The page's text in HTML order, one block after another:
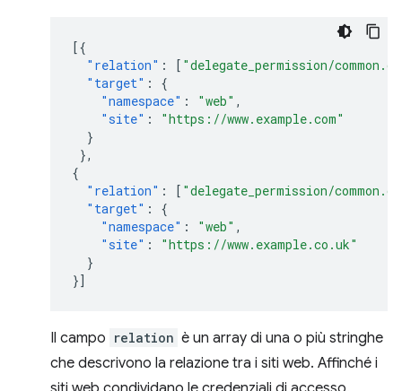
[{
"relation" : [ "delegate_permission/
"target" :
{
"namespace" : "web" ,
"site" :
"https://www.example.com"
}
},
{
"relation" : [ "delegate_permission/
"target" :
{
"namespace" : "web" ,
"site" :
"https://www.example.co.uk"
}
}]
Il campo relation è un array di una o più stringhe
che descrivono la relazione tra i siti web. Affinché i